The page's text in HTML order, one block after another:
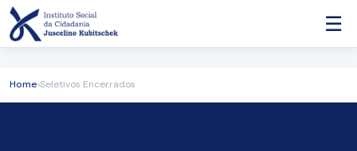
☰
Home›Seletivos Encerrados